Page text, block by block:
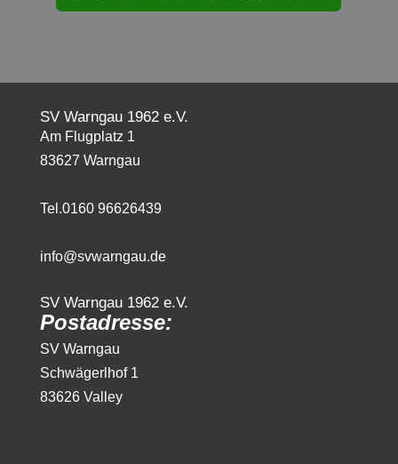
SV Warngau 1962 e.V.
Am Flugplatz 1
83627 Warngau
Tel.0160 96626439
info@svwarngau.de
SV Warngau 1962 e.V.
Postadresse:
SV Warngau
Schwägerlhof 1
83626 Valley